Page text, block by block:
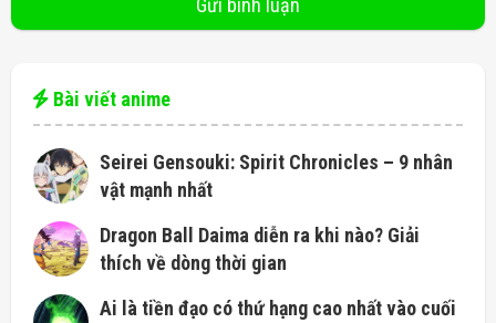
Bài viết anime
Seirei Gensouki: Spirit Chronicles – 9 nhân
vật mạnh nhất
Dragon Ball Daima diễn ra khi nào? Giải
thích về dòng thời gian
Ai là tiền đạo có thứ hạng cao nhất vào cuối